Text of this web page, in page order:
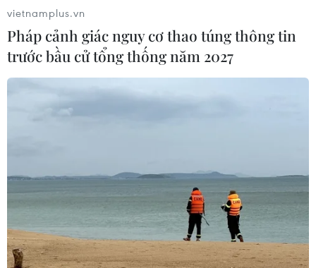
vietnamplus.vn
Pháp cảnh giác nguy cơ thao túng thông tin
trước bầu cử tổng thống năm 2027